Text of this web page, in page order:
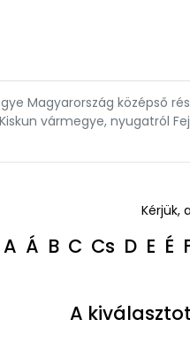
Magyarország középső
vármegye, nyugatról
Kérjük,
A Á B C Cs D E É
A